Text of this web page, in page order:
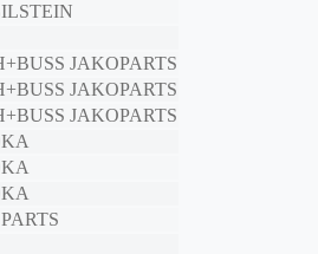
JAKOPARTS
JAKOPARTS
JAKOPARTS